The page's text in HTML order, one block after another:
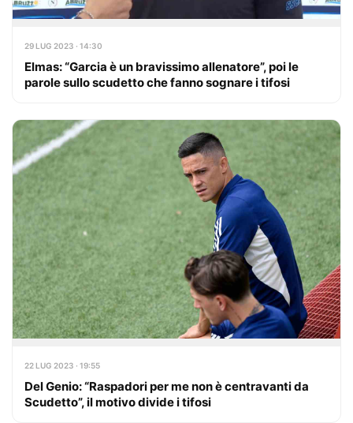
29 LUG 2023 · 14:30
Elmas: “Garcia è un bravissimo allenatore”, poi le
parole sullo scudetto che fanno sognare i tifosi
22 LUG 2023 · 19:55
Del Genio: “Raspadori per me non è centravanti da
Scudetto”, il motivo divide i tifosi